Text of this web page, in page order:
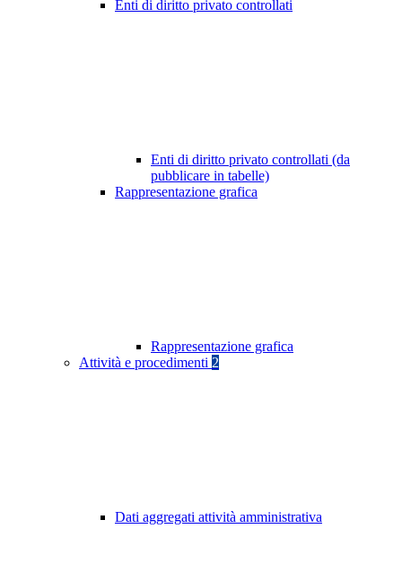
Enti di diritto privato controllati
Enti di diritto privato controllati (da
pubblicare in tabelle)
Rappresentazione grafica
Rappresentazione grafica
Attività e procedimenti 2
Dati aggregati attività amministrativa